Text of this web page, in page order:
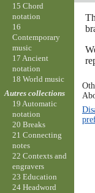
15 Chord
notation
16
Contemporary
music
17 Ancient
notation
18 World music
Autres collections
19 Automatic
notation
20 Breaks
21 Connecting
notes
22 Contexts and
engravers
23 Education
24 Headword